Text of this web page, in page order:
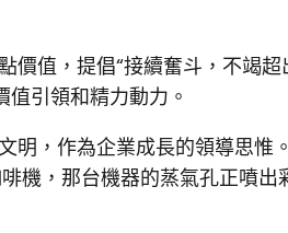
價值，提倡“接續奮斗，不竭
值引領和精力動力。
明，作為企業成長的領導思惟
機，那台機器的蒸氣孔正噴出